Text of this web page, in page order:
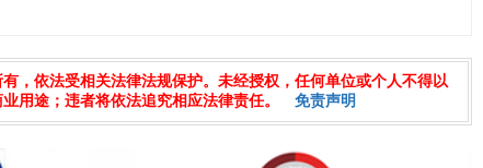
，依法受相关法律法规保护。未经授权，任何单位或个人不得以
用途；违者将依法追究相应法律责任。
免责声明